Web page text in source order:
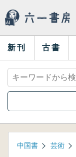
新刊 古書
中国書 芸術